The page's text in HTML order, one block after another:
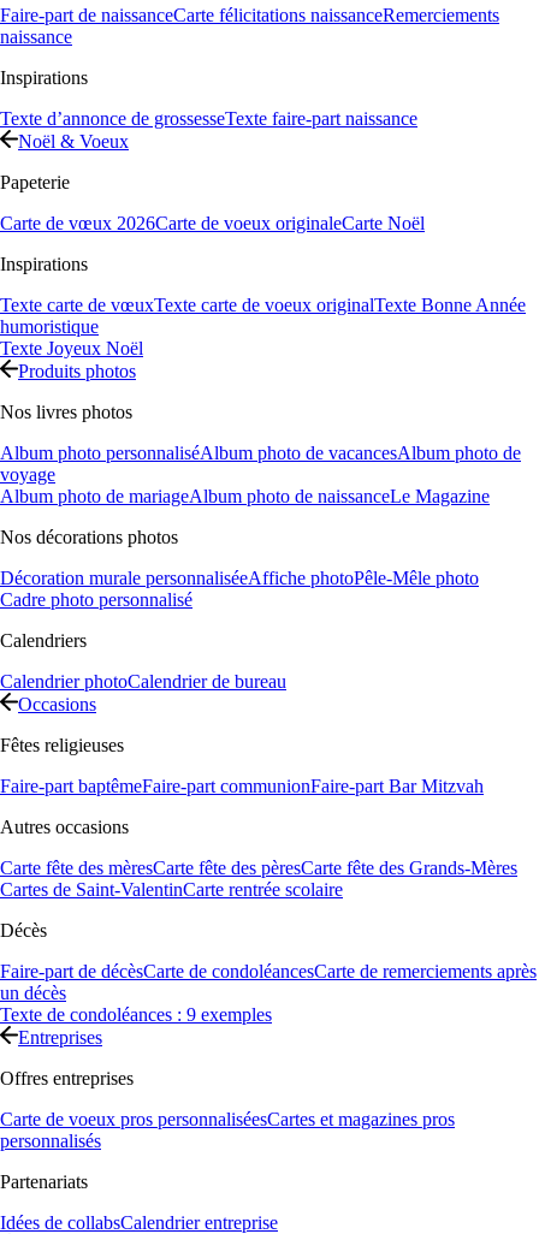
Faire-part de naissanceCarte félicitations naissanceRemerciements
naissance
Inspirations
Texte d’annonce de grossesseTexte faire-part naissance
Noël & Voeux
Papeterie
Carte de vœux 2026Carte de voeux originaleCarte Noël
Inspirations
Texte carte de vœuxTexte carte de voeux originalTexte Bonne Année
humoristique
Texte Joyeux Noël
Produits photos
Nos livres photos
Album photo personnaliséAlbum photo de vacancesAlbum photo de
voyage
Album photo de mariageAlbum photo de naissanceLe Magazine
Nos décorations photos
Décoration murale personnaliséeAffiche photoPêle-Mêle photo
Cadre photo personnalisé
Calendriers
Calendrier photoCalendrier de bureau
Occasions
Fêtes religieuses
Faire-part baptêmeFaire-part communionFaire-part Bar Mitzvah
Autres occasions
Carte fête des mèresCarte fête des pèresCarte fête des Grands-Mères
Cartes de Saint-ValentinCarte rentrée scolaire
Décès
Faire-part de décèsCarte de condoléancesCarte de remerciements après
un décès
Texte de condoléances : 9 exemples
Entreprises
Offres entreprises
Carte de voeux pros personnaliséesCartes et magazines pros
personnalisés
Partenariats
Idées de collabsCalendrier entreprise